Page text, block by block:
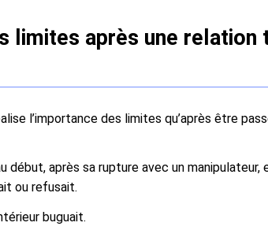
limites après une relation
l’importance des limites qu’après être
début, après sa rupture avec un
ou refusait.
buguait.